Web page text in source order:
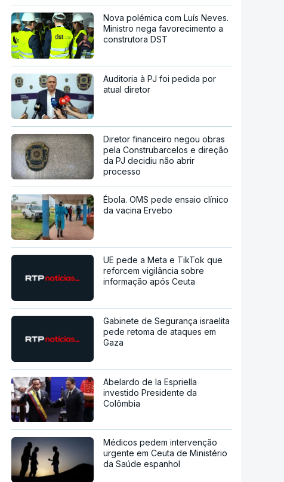
Nova polémica com Luís Neves.
Ministro nega favorecimento a
construtora DST
Auditoria à PJ foi pedida por
atual diretor
Diretor financeiro negou obras
pela Construbarcelos e direção
da PJ decidiu não abrir
processo
Ébola. OMS pede ensaio clínico
da vacina Ervebo
UE pede a Meta e TikTok que
reforcem vigilância sobre
informação após Ceuta
Gabinete de Segurança israelita
pede retoma de ataques em
Gaza
Abelardo de la Espriella
investido Presidente da
Colômbia
Médicos pedem intervenção
urgente em Ceuta de Ministério
da Saúde espanhol